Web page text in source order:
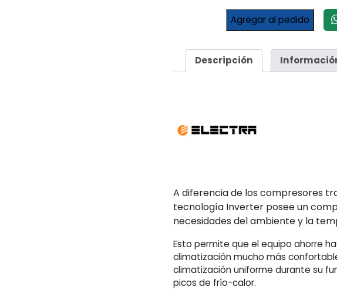
Acondicionado
Trend
Inverter
cantidad
Agregar al pedido
Descripción
A diferencia de los compresores
tecnología Inverter posee un
necesidades del ambiente y la
Esto permite que el equipo ahorre
climatización mucho más
climatización uniforme durante su
picos de frío-calor.